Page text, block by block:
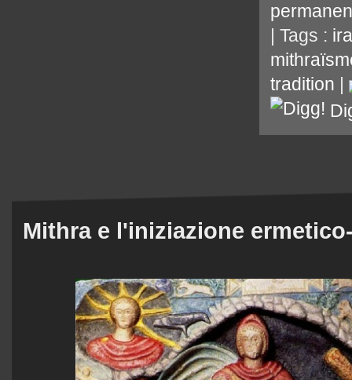
| Tags :
tradition |
Mithra e l'iniziazione